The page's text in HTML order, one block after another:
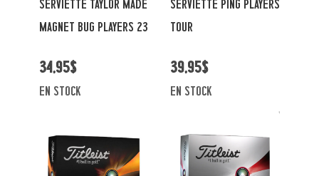
SERVIETTE TAYLOR MADE
MAGNET BUG PLAYERS 23
34,95$
en stock
SERVIETTE PING PLAYERS
TOUR
39,95$
en stock